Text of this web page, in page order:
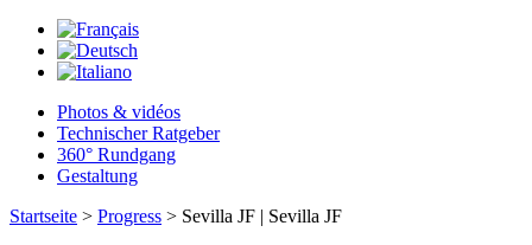
Photos & vidéos
Technischer Ratgeber
360° Rundgang
Gestaltung
Startseite > Progress > Sevilla JF | Sevilla JF